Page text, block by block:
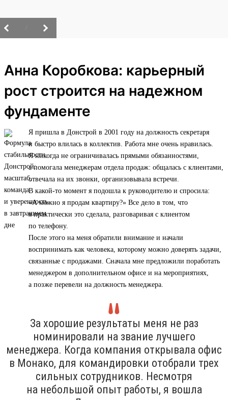
Анна Коробкова: карьерный
рост строится на надежном
фундаменте
Я пришла в Донстрой в 2001 году на должность секретаря
и быстро влилась в коллектив. Работа мне очень нравилась.
Я никогда не ограничивалась прямыми обязанностями,
а помогала менеджерам отдела продаж: общалась с клиентами,
отвечала на их звонки, организовывала встречи.
В какой-то момент я подошла к руководителю и спросила:
«А можно я продам квартиру?» Все дело в том, что
я практически это сделала, разговаривая с клиентом
по телефону.
После этого на меня обратили внимание и начали
воспринимать как человека, которому можно доверять задачи,
связанные с продажами. Сначала мне предложили поработать
менеджером в дополнительном офисе и на мероприятиях,
а позже перевели на должность менеджера.
За хорошие результаты меня не раз
номинировали на звание лучшего
менеджера. Когда компания открывала офис
в Монако, для командировки отобрали трех
сильных сотрудников. Несмотря
на небольшой опыт работы, я вошла